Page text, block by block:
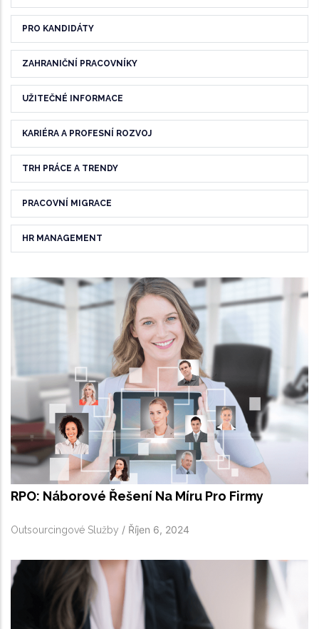
PRO KANDIDÁTY
ZAHRANIČNÍ PRACOVNÍKY
UŽITEČNÉ INFORMACE
KARIÉRA A PROFESNÍ ROZVOJ
TRH PRÁCE A TRENDY
PRACOVNÍ MIGRACE
HR MANAGEMENT
RPO: Náborové Řešení Na Míru Pro Firmy
Outsourcingové Služby / Říjen 6, 2024